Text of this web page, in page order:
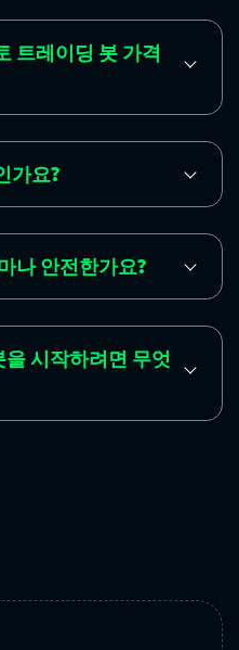
레이딩 봇 가격
가요?
안전한가요?
시작하려면 무엇